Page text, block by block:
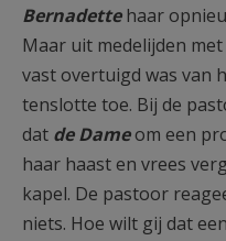
Bernadettehaar
Maar uit medelijden
vast overtuigd was van
tenslotte toe. Bij de
dat de Dameom een
haar haast en vrees
kapel. De pastoor
niets. Hoe wilt gij dat een